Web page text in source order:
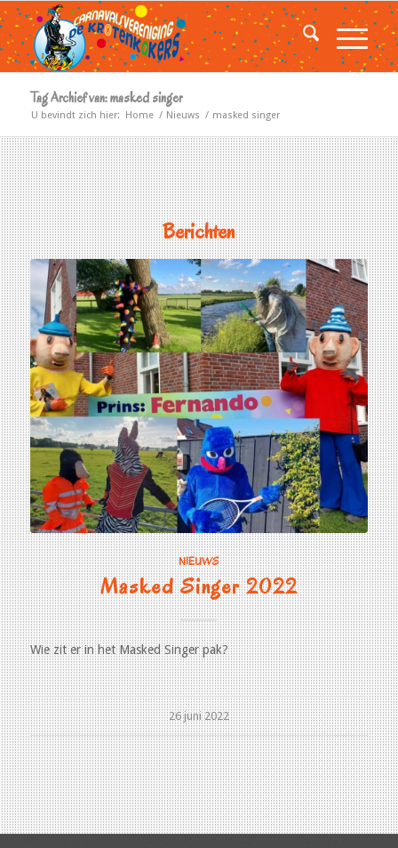
Tag Archief van: masked singer
U bevindt zich hier: Home / Nieuws / masked singer
Berichten
NIEUWS
Masked Singer 2022
Wie zit er in het Masked Singer pak?
26 juni 2022